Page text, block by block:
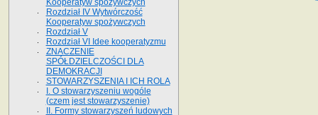
Kooperatyw spożywczych
Rozdział IV Wytwórczość
Kooperatyw spożywczych
Rozdział V
Rozdział VI Idee kooperatyzmu
ZNACZENIE
SPÓŁDZIELCZOŚCI DLA
DEMOKRACJI
STOWARZYSZENIA I ICH ROLA
I. O stowarzyszeniu wogóle
(czem jest stowarzyszenie)
II. Formy stowarzyszeń ludowych